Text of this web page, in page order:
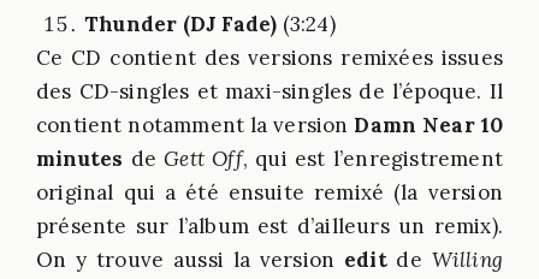
Thunder (DJ Fade) (3:24)
Ce CD contient des versions remixées issues
des CD-singles et maxi-singles de l’époque. Il
contient notamment la version Damn Near 10
minutes deGett Off, qui est l’enregistrement
original qui a été ensuite remixé (la version
présente sur l’album est d’ailleurs un remix).
On y trouve aussi la version editde Willing